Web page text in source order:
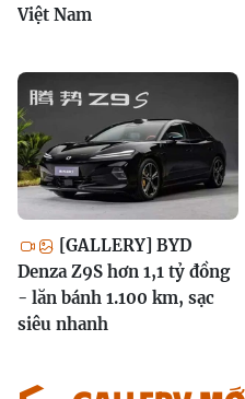
Việt Nam
[GALLERY] BYD
Denza Z9S hơn 1,1 tỷ đồng
- lăn bánh 1.100 km, sạc
siêu nhanh